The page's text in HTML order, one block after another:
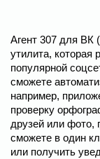
Агент 307 для ВК
утилита,
популярной
сможете
например,
проверку
друзей или фото,
сможете в один
или получить